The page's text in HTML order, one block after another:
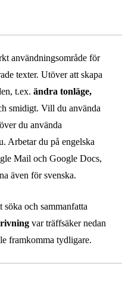
användningsområde för
texter. Utöver att skapa
t.ex. ändra tonläge,
smidigt. Vill du använda
du använda
Arbetar du på engelska
Mail och Google Docs,
även för svenska.
söka och sammanfatta
var träffsäker nedan
framkomma tydligare.